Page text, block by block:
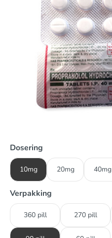
Dosering
10mg 20mg 40mg
Verpakking
360 pill 270 pill